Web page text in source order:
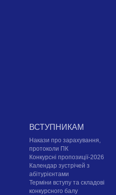
ВСТУПНИКАМ
Накази про зарахування,
протоколи ПК
Конкурсні пропозиції-2026
Календар зустрічей з
абітурієнтами
Терміни вступу та складові
конкурсного балу